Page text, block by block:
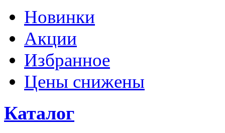
Новинки
Акции
Избранное
Цены снижены
Каталог